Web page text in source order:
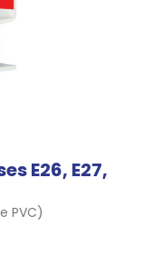
E26, E27,
PVC)